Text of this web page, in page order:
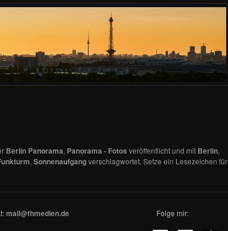
Berlin Panorama, Panorama - Fotos veröffentlicht und mit Berlin,
, Sonnenaufgangverschlagwortet. Setze ein Lesezeichen für
mail@fhmedien.de Folge mir: